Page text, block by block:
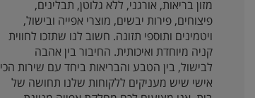
מזון בריאות, אורגני, ללא גלוטן, תבלינים,
פיצוחים, פירות יבשים, מוצרי אפייה ובישול,
ויטמינים ותוספי תזונה. חשוב לנו שתזכו לחווית
קניה מיוחדת ואיכותית. החיבור בין אהבה
לבישול, בין הטבע והבריאות ביחד עם שירות הכי
אישי שיש מעניקים ללקוחות שלנו תחושה של